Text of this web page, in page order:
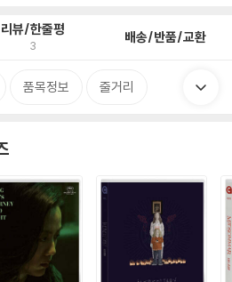
리뷰/한줄평
3 배송/반품/교환
품목정보 줄거리